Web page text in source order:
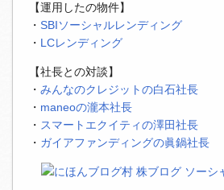
【運用したの物件】
・ SBIソーシャルレンディング
・ LCレンディング
【社長との対談】
・ みんなのクレジットの白石社長
・ maneoの瀧本社長
・ スマートエクイティの澤田社長
・ ガイアファンディングの眞鍋社長